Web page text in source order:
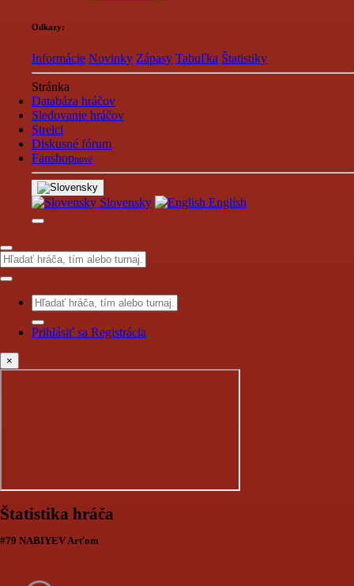
Odkazy:
Informácie Novinky Zápasy Tabuľka Štatistiky
Stránka
Databáza hráčov
Sledovanie hráčov
Strelci
Diskusné fórum
Fanshopnové
Slovensky English
Prihlásiť sa Registrácia
×
Štatistika hráča
#79 NABIYEV Arťom